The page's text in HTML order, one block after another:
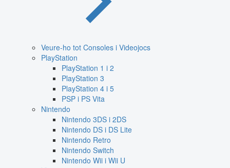
Veure-ho tot Consoles i Videojocs
PlayStation
PlayStation 1 i 2
PlayStation 3
PlayStation 4 i 5
PSP i PS Vita
Nintendo
Nintendo 3DS i 2DS
Nintendo DS i DS Lite
Nintendo Retro
Nintendo Switch
Nintendo Wii i Wii U